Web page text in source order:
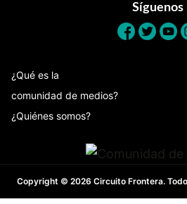
Síguenos
¿Qué es la
comunidad de medios?
¿Quiénes somos?
Copyright © 2026 Circuito Frontera.